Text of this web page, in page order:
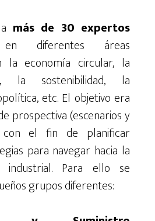
más de 30 expertos
en diferentes áreas
la economía circular, la
la sostenibilidad, la
etc. El objetivo era
prospectiva (escenarios y
el fin de planificar
para navegar hacia la
industrial. Para ello se
grupos diferentes: